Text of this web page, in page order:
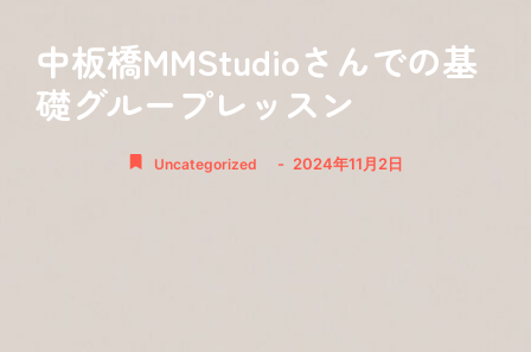
中板橋MMStudioさんでの基
礎グループレッスン
Uncategorized - 2024年11月2日